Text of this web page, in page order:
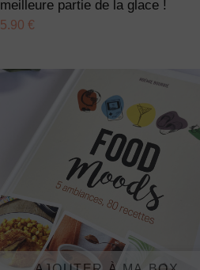
meilleure partie de la glace !
5.90 €